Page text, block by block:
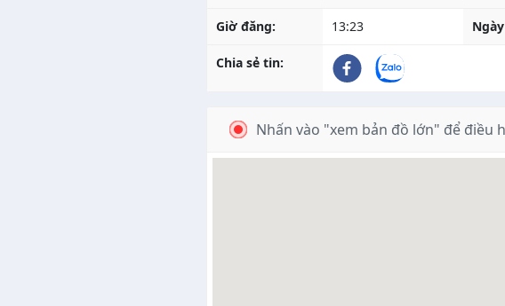
Giờ đăng: 13:23
Chia sẻ tin:
Nhấn vào "xem bản đồ lớn" để điều